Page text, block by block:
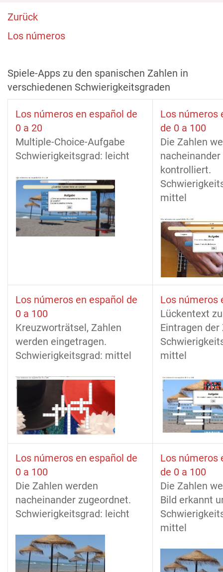
Zurück
Los números
Spiele-Apps zu den spanischen Zahlen in
verschiedenen Schwierigkeitsgraden
Los números en español de
0 a 20
Multiple-Choice-Aufgabe
Schwierigkeitsgrad: leicht
Los números
de 0 a 100
Die Zahlen
kontrolliert.
mittel
Los números en español de
0 a 100
Kreuzworträtsel, Zahlen
werden eingetragen.
Schwierigkeitsgrad: mittel
Los números
Lückentext
Eintragen der
mittel
Los números en español de
0 a 100
Die Zahlen werden
nacheinander zugeordnet.
Schwierigkeitsgrad: leicht
Los números
de 0 a 100
Die Zahlen
Bild erkannt
mittel